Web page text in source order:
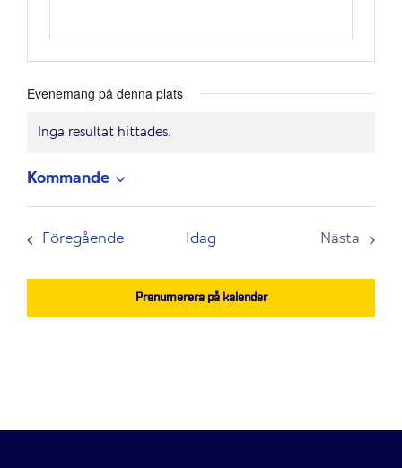
Evenemang på denna plats
Notis
Inga resultat hittades.
Kommande
Välj
datum.
FöregåendeEvenemang
Idag
Nästa
Prenumerera på kalender